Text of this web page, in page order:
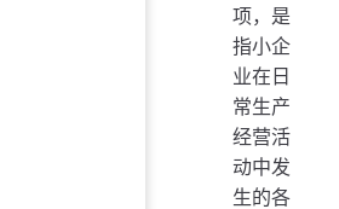
项，是
指小企
业在日
常生产
经营活
动中发
生的各